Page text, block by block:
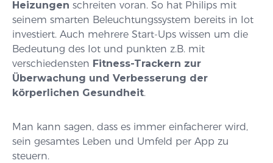
Heizungen schreiten voran. So hat Philips mit
seinem smarten Beleuchtungssystem bereits in Iot
investiert. Auch mehrere Start-Ups wissen um die
Bedeutung des Iot und punkten z.B. mit
verschiedensten Fitness-Trackern zur
Überwachung und Verbesserung der
körperlichen Gesundheit.
Man kann sagen, dass es immer einfacherer wird,
sein gesamtes Leben und Umfeld per App zu
steuern.